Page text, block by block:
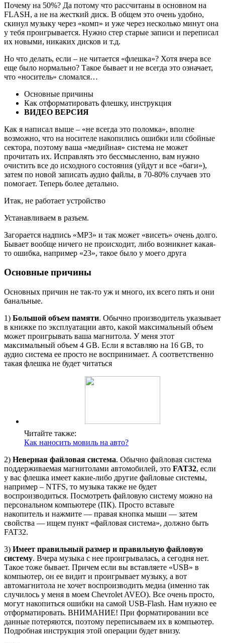
Почему на 50%? Да потому что рассчитаны в основном на
FLASH, а не на жесткий диск. В общем это очень удобно,
скинул музыку через «комп» и уже через несколько минут она
у тебя проигрывается. Нужно стер старые записи и переписал
их новыми, никаких дисков и т.д.
Но что делать, если – не читается «флешка»? Хотя вчера все
еще было нормально? Такое бывает и не всегда это означает,
что «носитель» сломался…
Основные причины
Как отформатировать флешку, инструкция
ВИДЕО ВЕРСИЯ
Как я написал выше – «не всегда это поломка», вполне
возможно, что на носителе накопились ошибки или сбойные
сектора, поэтому ваша «медийная» система не может
прочитать их. Исправлять это бессмысленно, вам нужно
очистить все до исходного состояния (уйдут и все «баги»),
затем по новой записать аудио файлы, в 70-80% случаев это
помогает. Теперь более детально.
Итак, не работает устройство
Устанавливаем в разъем.
Загорается надпись «MP3» и так может «висеть» очень долго.
Бывает вообще ничего не происходит, либо возникнет какая-
то ошибка, например «23», такое было у моего друга
Основные причины
Основных причин не так-то уж и много, их всего пять и они
банальные.
1) Большой объем памяти. Обычно производитель указывает
в книжке по эксплуатации авто, какой максимальный объем
может проигрывать ваша магнитола. У меня этот
максимальный объем 4 GB. Если я вставляю на 16 GB, то
аудио система ее просто не воспринимает. А соответственно
такая флешка не будет читаться
Читайте также:
Как наносить мовиль на авто?
2) Неверная файловая система. Обычно файловая система
поддерживаемая магнитолами автомобилей, это FAT32, если
у вас флешка имеет какие-либо другие файловые системы,
например – NTFS, то музыка также не будет
воспроизводиться. Посмотреть файловую систему можно на
персональном компьютере (ПК). Просто вставьте
накопитель и нажмите — правая кнопка мыши — затем
свойства — ищем пункт «файловая система», должно быть
FAT32.
3) Имеет правильный размер и правильную файловую
систему. Вчера музыка с нее проигрывалась, а сегодня нет.
Такое тоже бывает. Причем если вы вставляете «USB» в
компьютер, он ее видит и проигрывает музыку, а вот
автомагнитола не хочет воспроизводить медиа (именно так
случилось у меня в моем Chevrolet AVEO). Все очень просто,
могут накопиться ошибки на самой USB-Flash. Нам нужно ее
отформатировать. ВНИМАНИЕ! При форматировании все
данные потеряются, поэтому переписываем их в компьютер.
Подробная инструкция этой операции будет внизу.